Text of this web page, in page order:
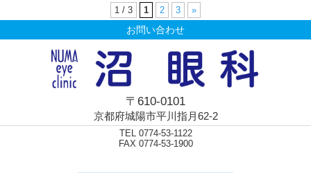
1 / 3 1 2 3 »
お問い合わせ
〒610-0101
京都府城陽市平川指月62-2
TEL 0774-53-1122
FAX 0774-53-1900